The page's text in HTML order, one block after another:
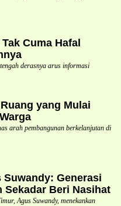
Cuma Hafal
derasnya arus informasi
yang Mulai
arah pembangunan berkelanjutan di
Generasi
Sekadar Beri Nasihat
Agus Suwandy, menekankan